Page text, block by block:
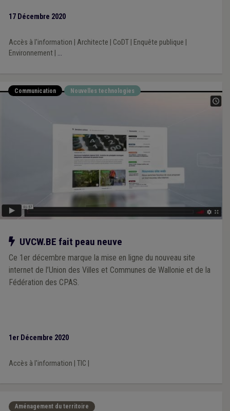
17 Décembre 2020
Accès à l'information Architecte CoDT| Enquête publique
Environnement| ...
Communication Nouvelles technologies
Notre action
UVCW.BE fait peau neuve
Ce 1er décembre marque la mise en ligne du nouveau site
internet de l’Union des Villes et Communes de Wallonie et de la
Fédération des CPAS.
1er Décembre 2020
Accès à l'information TIC
Aménagement du territoire